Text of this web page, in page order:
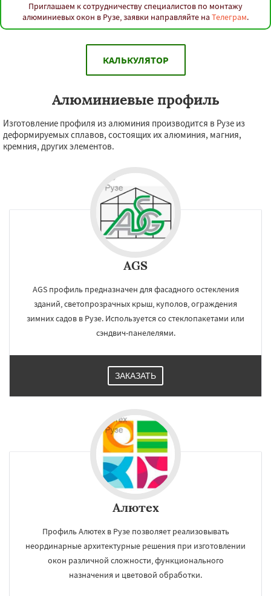
Приглашаем к сотрудничеству специалистов по монтажу
алюминиевых окон в Рузе, заявки направляйте на Телеграм.
КАЛЬКУЛЯТОР
Алюминиевые профиль
Изготовление профиля из алюминия производится в Рузе из
деформируемых сплавов, состоящих их алюминия, магния,
кремния, других элементов.
AGS
AGS профиль предназначен для фасадного остекления
зданий, светопрозрачных крыш, куполов, ограждения
зимних садов в Рузе. Используется со стеклопакетами или
сэндвич-панелелями.
ЗАКАЗАТЬ
Алютех
Профиль Алютех в Рузе позволяет реализовывать
неординарные архитектурные решения при изготовлении
окон различной сложности, функционального
назначения и цветовой обработки.